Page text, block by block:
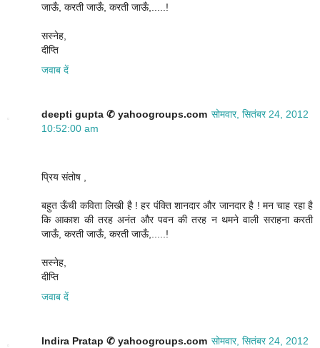
जाऊँ, करती जाऊँ, करती जाऊँ,.....!
सस्नेह,
दीप्ति
जवाब दें
deepti gupta ✆ yahoogroups.com सोमवार, सितंबर 24, 2012
10:52:00 am
प्रिय संतोष ,
बहुत ऊँची कविता लिखी है ! हर पंक्ति शानदार और जानदार है ! मन चाह रहा है
कि आकाश की तरह अनंत और पवन की तरह न थमने वाली सराहना करती
जाऊँ, करती जाऊँ, करती जाऊँ,.....!
सस्नेह,
दीप्ति
जवाब दें
Indira Pratap ✆ yahoogroups.com सोमवार, सितंबर 24, 2012